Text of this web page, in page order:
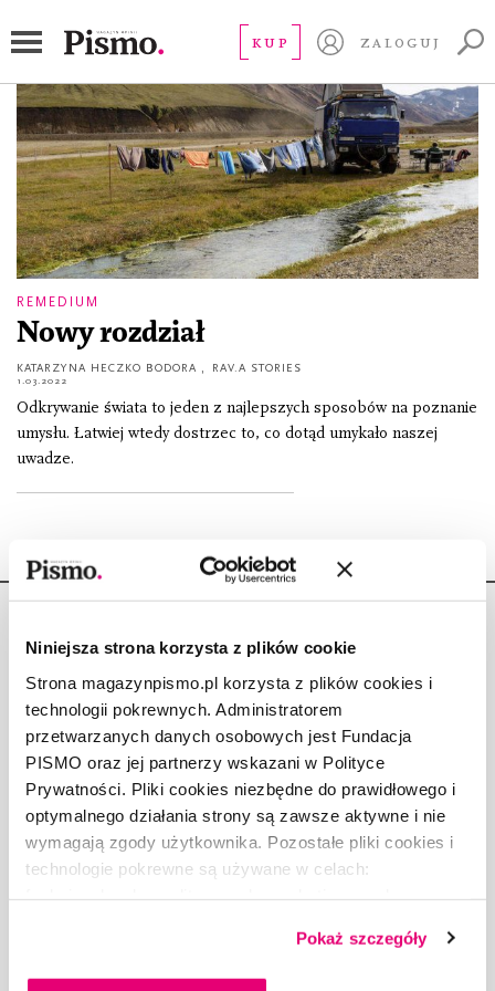
Niniejsza strona korzysta z plików cookie
Strona magazynpismo.pl korzysta z plików cookies i
technologii pokrewnych. Administratorem
przetwarzanych danych osobowych jest Fundacja
PISMO oraz jej partnerzy wskazani w Polityce
Prywatności. Pliki cookies niezbędne do prawidłowego i
optymalnego działania strony są zawsze aktywne i nie
wymagają zgody użytkownika. Pozostałe pliki cookies i
technologie pokrewne są używane w celach:
dobrowolną zgodę na pliki cookies i technologie
pokrewne, zgadzasz się na przechowywanie informacji
Pokaż szczegóły
KUP ZALOGUJ
Katarzyna Heczko Bodora
REMEDIUM
Nowy rozdział
KATARZYNA HECZKO BODORA RAV.A STORIES
1.03.2022
Odkrywanie świata to jeden z najlepszych sposobów na poznanie
umysłu. Łatwiej wtedy dostrzec to, co dotąd umykało naszej
uwadze.
Copyright © Fundacja Pismo
O „PIŚMIE”
ABOUT PISMO
FACT-CHECKING W „PIŚMIE”